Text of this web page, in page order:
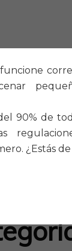
90% de
¿Estás